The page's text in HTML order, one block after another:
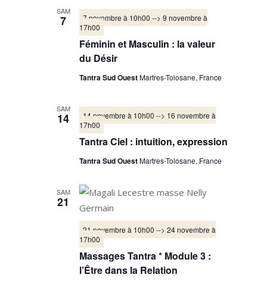
SAM
7
Féminin et Masculin : la valeur
du Désir
7 novembre à 10h00 -->9 novembre à
17h00
Tantra Sud OuestMartres-Tolosane, France
SAM
14
Tantra Ciel : intuition, expression
14 novembre à 10h00 --> 16 novembre à
17h00
Tantra Sud OuestMartres-Tolosane, France
SAM
21
Massages Tantra * Module 3 :
l’Être dans la Relation
21 novembre à 10h00 -->24 novembre à
17h00